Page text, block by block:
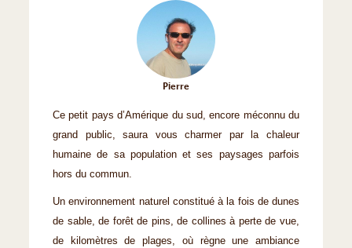
Pierre
Ce petit pays d’Amérique du sud, encore méconnu du
grand public, saura vous charmer par la chaleur
humaine de sa population et ses paysages parfois
hors du commun.
Un environnement naturel constitué à la fois de dunes
de sable, de forêt de pins, de collines à perte de vue,
de kilomètres de plages, où règne une ambiance